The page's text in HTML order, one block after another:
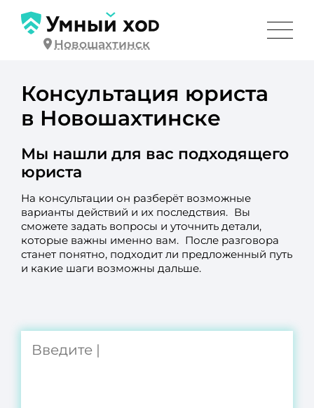
Новошахтинск
Консультация юриста
в Новошахтинске
Мы нашли для вас подходящего
юриста
На консультации он разберёт возможные
варианты действий и их последствия. Вы
сможете задать вопросы и уточнить детали,
которые важны именно вам. После разговора
станет понятно, подходит ли предложенный путь
и какие шаги возможны дальше.